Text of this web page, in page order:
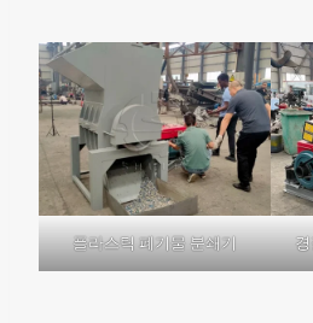
플라스틱 폐기물 분쇄기